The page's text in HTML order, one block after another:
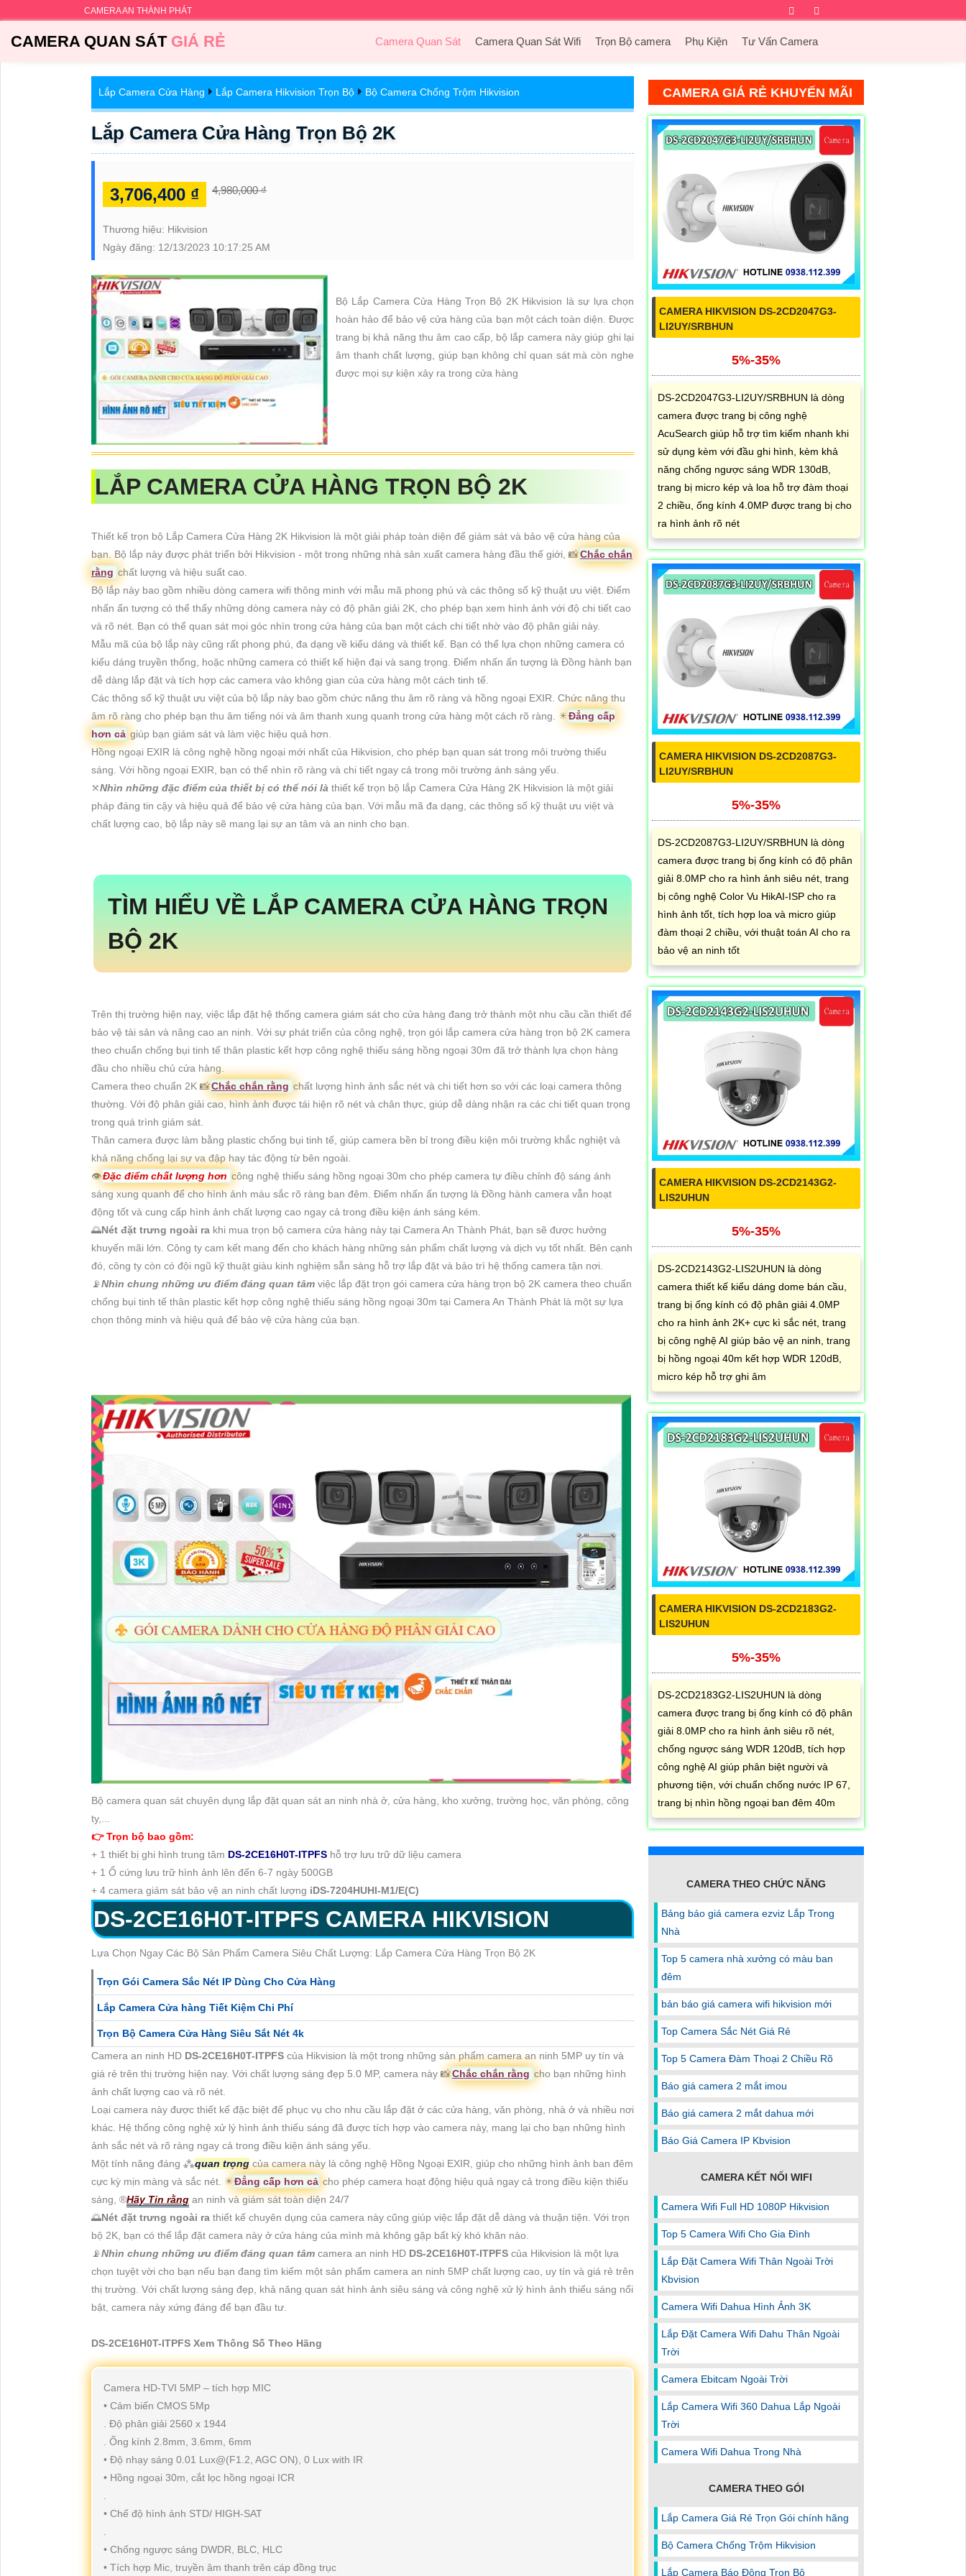
CAMERA AN THÀNH PHÁT Facebook
CAMERA QUAN SÁTGIÁ RẺ Camera Quan Sát Camera Quan Sát Wifi Trọn Bộ camera Phụ Kiện Tư Vấn Camera
Lắp Camera Cửa Hàng Lắp Camera Hikvision Trọn Bộ Bộ Camera Chống Trộm Hikvision
Lắp Camera Cửa Hàng Trọn Bộ 2K
3,706,400 ₫ 4,980,000 ₫
Thương hiệu: Hikvision
Ngày đăng: 12/13/2023 10:17:25 AM
Bộ Lắp Camera Cửa Hàng Trọn Bộ 2K Hikvision là sự lựa chọn
hoàn hảo để bảo vệ cửa hàng của bạn một cách toàn diện. Được
trang bị khả năng thu âm cao cấp, bộ lắp camera này giúp ghi lại
âm thanh chất lượng, giúp bạn không chỉ quan sát mà còn nghe
được mọi sự kiện xảy ra trong cửa hàng
LẮP CAMERA CỬA HÀNG TRỌN BỘ 2K
Thiết kế trọn bộ Lắp Camera Cửa Hàng 2K Hikvision là một giải pháp toàn diện để giám sát và bảo vệ cửa hàng của
bạn. Bộ lắp này được phát triển bởi Hikvision - một trong những nhà sản xuất camera hàng đầu thế giới, 📸Chắc chắn
rằng chất lượng và hiệu suất cao.
Bộ lắp này bao gồm nhiều dòng camera wifi thông minh với mẫu mã phong phú và các thông số kỹ thuật ưu việt. Điểm
nhấn ấn tượng có thể thấy những dòng camera này có độ phân giải 2K, cho phép bạn xem hình ảnh với độ chi tiết cao
và rõ nét. Bạn có thể quan sát mọi góc nhìn trong cửa hàng của bạn một cách chi tiết nhờ vào độ phân giải này.
Mẫu mã của bộ lắp này cũng rất phong phú, đa dạng về kiểu dáng và thiết kế. Bạn có thể lựa chọn những camera có
kiểu dáng truyền thống, hoặc những camera có thiết kế hiện đại và sang trọng. Điểm nhấn ấn tượng là Đồng hành bạn
dễ dàng lắp đặt và tích hợp các camera vào không gian của cửa hàng một cách tinh tế.
Các thông số kỹ thuật ưu việt của bộ lắp này bao gồm chức năng thu âm rõ ràng và hồng ngoại EXIR. Chức năng thu
âm rõ ràng cho phép bạn thu âm tiếng nói và âm thanh xung quanh trong cửa hàng một cách rõ ràng. ✴️Đẳng cấp
hơn cả giúp bạn giám sát và làm việc hiệu quả hơn.
Hồng ngoại EXIR là công nghệ hồng ngoại mới nhất của Hikvision, cho phép bạn quan sát trong môi trường thiếu
sáng. Với hồng ngoại EXIR, bạn có thể nhìn rõ ràng và chi tiết ngay cả trong môi trường ánh sáng yếu.
⤧Nhìn những đặc điểm của thiết bị có thể nói là thiết kế trọn bộ lắp Camera Cửa Hàng 2K Hikvision là một giải
pháp đáng tin cậy và hiệu quả để bảo vệ cửa hàng của bạn. Với mẫu mã đa dạng, các thông số kỹ thuật ưu việt và
chất lượng cao, bộ lắp này sẽ mang lại sự an tâm và an ninh cho bạn.
TÌM HIỂU VỀ LẮP CAMERA CỬA HÀNG TRỌN
BỘ 2K
Trên thị trường hiện nay, việc lắp đặt hệ thống camera giám sát cho cửa hàng đang trở thành một nhu cầu cần thiết để
bảo vệ tài sản và nâng cao an ninh. Với sự phát triển của công nghệ, trọn gói lắp camera cửa hàng trọn bộ 2K camera
theo chuẩn chống bụi tinh tế thân plastic kết hợp công nghệ thiếu sáng hồng ngoại 30m đã trở thành lựa chọn hàng
đầu cho nhiều chủ cửa hàng.
Camera theo chuẩn 2K 📸Chắc chắn rằng chất lượng hình ảnh sắc nét và chi tiết hơn so với các loại camera thông
thường. Với độ phân giải cao, hình ảnh được tái hiện rõ nét và chân thực, giúp dễ dàng nhận ra các chi tiết quan trọng
trong quá trình giám sát.
Thân camera được làm bằng plastic chống bụi tinh tế, giúp camera bền bỉ trong điều kiện môi trường khắc nghiệt và
khả năng chống lại sự va đập hay tác động từ bên ngoài.
👁Đặc điểm chất lượng hơn công nghệ thiếu sáng hồng ngoại 30m cho phép camera tự điều chỉnh độ sáng ánh
sáng xung quanh để cho hình ảnh màu sắc rõ ràng ban đêm. Điểm nhấn ấn tượng là Đồng hành camera vẫn hoạt
động tốt và cung cấp hình ảnh chất lượng cao ngay cả trong điều kiện ánh sáng kém.
🌅Nét đặt trưng ngoài ra khi mua trọn bộ camera cửa hàng này tại Camera An Thành Phát, bạn sẽ được hưởng
khuyến mãi lớn. Công ty cam kết mang đến cho khách hàng những sản phẩm chất lượng và dịch vụ tốt nhất. Bên cạnh
đó, công ty còn có đội ngũ kỹ thuật giàu kinh nghiệm sẵn sàng hỗ trợ lắp đặt và bảo trì hệ thống camera tận nơi.
📡Nhìn chung những ưu điểm đáng quan tâm việc lắp đặt trọn gói camera cửa hàng trọn bộ 2K camera theo chuẩn
chống bụi tinh tế thân plastic kết hợp công nghệ thiếu sáng hồng ngoại 30m tại Camera An Thành Phát là một sự lựa
chọn thông minh và hiệu quả để bảo vệ cửa hàng của bạn.
Bộ camera quan sát chuyên dụng lắp đặt quan sát an ninh nhà ở, cửa hàng, kho xưởng, trường học, văn phòng, công
ty,...
👉 Trọn bộ bao gồm:
+ 1 thiết bị ghi hình trung tâm DS-2CE16H0T-ITPFS hỗ trợ lưu trữ dữ liệu camera
+ 1 Ổ cứng lưu trữ hình ảnh lên đến 6-7 ngày 500GB
+ 4 camera giám sát bảo vệ an ninh chất lượng iDS-7204HUHI-M1/E(C)
DS-2CE16H0T-ITPFS CAMERA HIKVISION
Lựa Chọn Ngay Các Bộ Sản Phẩm Camera Siêu Chất Lượng: Lắp Camera Cửa Hàng Trọn Bộ 2K
Trọn Gói Camera Sắc Nét IP Dùng Cho Cửa Hàng
Lắp Camera Cửa hàng Tiết Kiệm Chi Phí
Trọn Bộ Camera Cửa Hàng Siêu Sắt Nét 4k
Camera an ninh HD DS-2CE16H0T-ITPFS của Hikvision là một trong những sản phẩm camera an ninh 5MP uy tín và
giá rẻ trên thị trường hiện nay. Với chất lượng sáng đẹp 5.0 MP, camera này 📸Chắc chắn rằng cho bạn những hình
ảnh chất lượng cao và rõ nét.
Loại camera này được thiết kế đặc biệt để phục vụ cho nhu cầu lắp đặt ở các cửa hàng, văn phòng, nhà ở và nhiều nơi
khác. Hệ thống công nghệ xử lý hình ảnh thiếu sáng đã được tích hợp vào camera này, mang lại cho bạn những hình
ảnh sắc nét và rõ ràng ngay cả trong điều kiện ánh sáng yếu.
Một tính năng đáng ⁂quan trọngcủa camera này là công nghệ Hồng Ngoại EXIR, giúp cho những hình ảnh ban đêm
cực kỳ mịn màng và sắc nét. ✴️Đẳng cấp hơn cả cho phép camera hoạt động hiệu quả ngay cả trong điều kiện thiếu
sáng, ®️Hãy Tin rằng an ninh và giám sát toàn diện 24/7
🌅Nét đặt trưng ngoài ra thiết kế chuyên dụng của camera này cũng giúp việc lắp đặt dễ dàng và thuận tiện. Với trọn
bộ 2K, bạn có thể lắp đặt camera này ở cửa hàng của mình mà không gặp bất kỳ khó khăn nào.
📡Nhìn chung những ưu điểm đáng quan tâm camera an ninh HD DS-2CE16H0T-ITPFS của Hikvision là một lựa
chọn tuyệt vời cho bạn nếu bạn đang tìm kiếm một sản phẩm camera an ninh 5MP chất lượng cao, uy tín và giá rẻ trên
thị trường. Với chất lượng sáng đẹp, khả năng quan sát hình ảnh siêu sáng và công nghệ xử lý hình ảnh thiếu sáng nổi
bật, camera này xứng đáng để bạn đầu tư.
DS-2CE16H0T-ITPFS Xem Thông Số Theo Hãng
Camera HD-TVI 5MP – tích hợp MIC
• Cảm biến CMOS 5Mp
. Độ phân giải 2560 x 1944
. Ống kính 2.8mm, 3.6mm, 6mm
• Độ nhạy sáng 0.01 Lux@(F1.2, AGC ON), 0 Lux with IR
• Hồng ngoại 30m, cắt lọc hồng ngoại ICR
• Chế độ hình ảnh STD/ HIGH-SAT
• Chống ngược sáng DWDR, BLC, HLC
• Tích hợp Mic, truyền âm thanh trên cáp đồng trục
CAMERA GIÁ RẺ KHUYẾN MÃI
CAMERA HIKVISION DS-2CD2047G3-
LI2UY/SRBHUN
5%-35%
DS-2CD2047G3-LI2UY/SRBHUN là dòng
camera được trang bị công nghệ
AcuSearch giúp hỗ trợ tìm kiếm nhanh khi
sử dụng kèm với đầu ghi hình, kèm khả
năng chống ngược sáng WDR 130dB,
trang bị micro kép và loa hỗ trợ đàm thoại
2 chiều, ống kính 4.0MP được trang bị cho
ra hình ảnh rõ nét
CAMERA HIKVISION DS-2CD2087G3-
LI2UY/SRBHUN
5%-35%
DS-2CD2087G3-LI2UY/SRBHUN là dòng
camera được trang bị ống kính có độ phân
giải 8.0MP cho ra hình ảnh siêu nét, trang
bị công nghệ Color Vu HikAI-ISP cho ra
hình ảnh tốt, tích hợp loa và micro giúp
đàm thoại 2 chiều, với thuật toán AI cho ra
bảo vệ an ninh tốt
CAMERA HIKVISION DS-2CD2143G2-
LIS2UHUN
5%-35%
DS-2CD2143G2-LIS2UHUN là dòng
camera thiết kế kiểu dáng dome bán cầu,
trang bị ống kính có độ phân giải 4.0MP
cho ra hình ảnh 2K+ cực kì sắc nét, trang
bị công nghệ AI giúp bảo vệ an ninh, trang
bị hồng ngoại 40m kết hợp WDR 120dB,
micro kép hỗ trợ ghi âm
CAMERA HIKVISION DS-2CD2183G2-
LIS2UHUN
5%-35%
DS-2CD2183G2-LIS2UHUN là dòng
camera được trang bị ống kính có độ phân
giải 8.0MP cho ra hình ảnh siêu rõ nét,
chống ngược sáng WDR 120dB, tích hợp
công nghệ AI giúp phân biệt người và
phương tiện, với chuẩn chống nước IP 67,
trang bị nhìn hồng ngoại ban đêm 40m
CAMERA THEO CHỨC NĂNG
Bảng báo giá camera ezviz Lắp Trong
Nhà
Top 5 camera nhà xưởng có màu ban
đêm
bản báo giá camera wifi hikvision mới
Top Camera Sắc Nét Giá Rẻ
Top 5 Camera Đàm Thoại 2 Chiều Rõ
Báo giá camera 2 mắt imou
Báo giá camera 2 mắt dahua mới
Báo Giá Camera IP Kbvision
CAMERA KẾT NỐI WIFI
Camera Wifi Full HD 1080P Hikvision
Top 5 Camera Wifi Cho Gia Đình
Lắp Đặt Camera Wifi Thân Ngoài Trời
Kbvision
Camera Wifi Dahua Hình Ảnh 3K
Lắp Đặt Camera Wifi Dahu Thân Ngoài
Trời
Camera Ebitcam Ngoài Trời
Lắp Camera Wifi 360 Dahua Lắp Ngoài
Trời
Camera Wifi Dahua Trong Nhà
CAMERA THEO GÓI
Lắp Camera Giá Rẻ Trọn Gói chính hãng
Bộ Camera Chống Trộm Hikvision
Lắp Camera Báo Động Trọn Bộ